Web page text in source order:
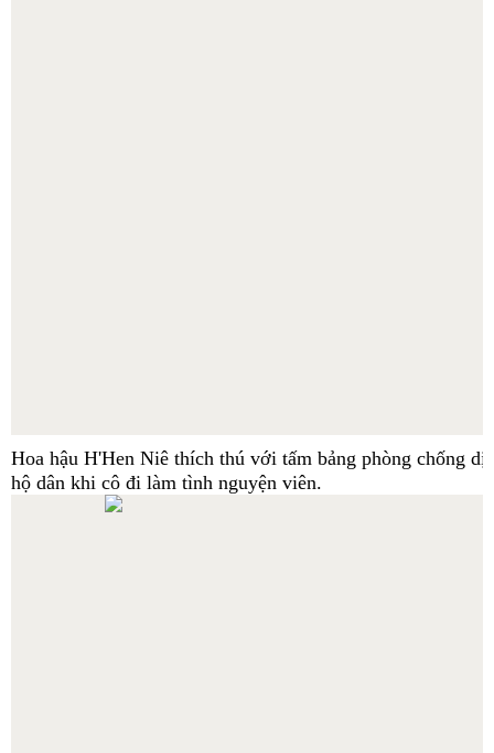
Hoa hậu H'Hen Niê thích thú với tấm bảng phòng chống
hộ dân khi cô đi làm tình nguyện viên.